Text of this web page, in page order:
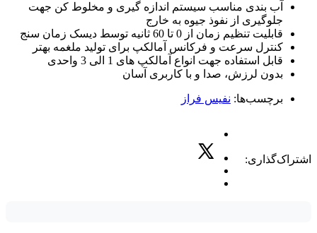
آب بندی مناسب سیستم اندازه گیری و مخلوط کن جهت
جلوگیری از نفوذ جیوه به خارج
قابلیت تنظیم زمان از 0 تا 60 ثانیه توسط دیسک زمان سنج
کنترل سرعت و فرکانس آمالکپ برای تولید ملغمه بهتر
قابل استفاده جهت انواع آمالکپ های 1 الی 3 واحدی
بدون لرزش، صدا و با کاربری آسان
برچسب‌ها: نفیس فراز
اشتراک‌گذاری: